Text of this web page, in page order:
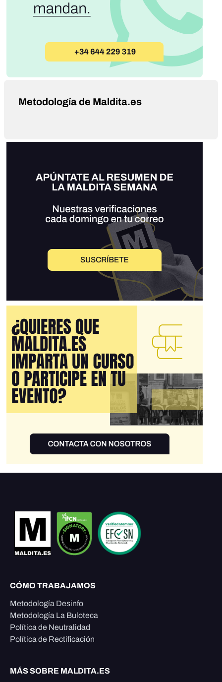
Metodología de Maldita.es
CÓMO TRABAJAMOS
Metodología Desinfo
Metodología La Buloteca
Política de Neutralidad
Política de Rectificación
MÁS SOBRE MALDITA.ES